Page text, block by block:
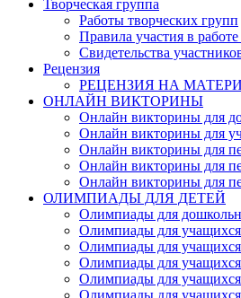
Творческая группа
Работы творческих групп
Правила участия в
Свидетельства
Рецензия
РЕЦЕНЗИЯ НА
ОНЛАЙН ВИКТОРИНЫ
Онлайн викторины для
Онлайн викторины для
Онлайн викторины для
Онлайн викторины для
Онлайн викторины для
ОЛИМПИАДЫ ДЛЯ ДЕТЕЙ
Олимпиады для
Олимпиады для учащихся
Олимпиады для учащихся
Олимпиады для учащихся
Олимпиады для учащихся
Олимпиады для учащихся